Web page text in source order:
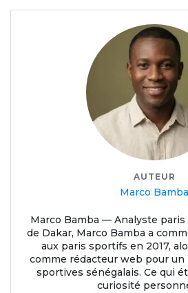
AUTEUR
Marco Bamba
Marco Bamba — Analyste
de Dakar, Marco Bamba a
aux paris sportifs en 2017,
comme rédacteur web pour
sportives sénégalais. Ce qui
curiosité